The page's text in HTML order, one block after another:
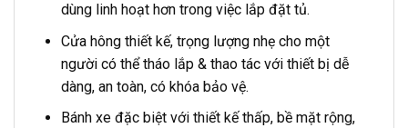
dùng linh hoạt hơn trong việc lắp đặt tủ.
Cửa hông thiết kế, trọng lượng nhẹ cho một
người có thể tháo lắp & thao tác với thiết bị dễ
dàng, an toàn, có khóa bảo vệ.
Bánh xe đặc biệt với thiết kế thấp, bề mặt rộng,